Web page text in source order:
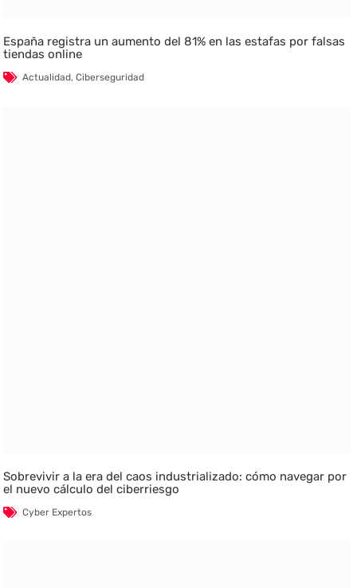
España registra un aumento del 81% en las estafas por falsas
tiendas online
Actualidad,Ciberseguridad
Sobrevivir a la era del caos industrializado: cómo navegar por
el nuevo cálculo del ciberriesgo
Cyber Expertos